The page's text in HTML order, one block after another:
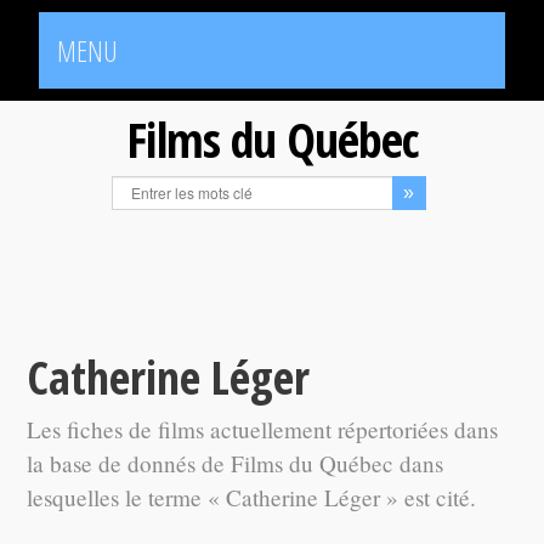
MENU
Films du Québec
Catherine Léger
Les fiches de films actuellement répertoriées dans
la base de donnés de Films du Québec dans
lesquelles le terme « Catherine Léger » est cité.